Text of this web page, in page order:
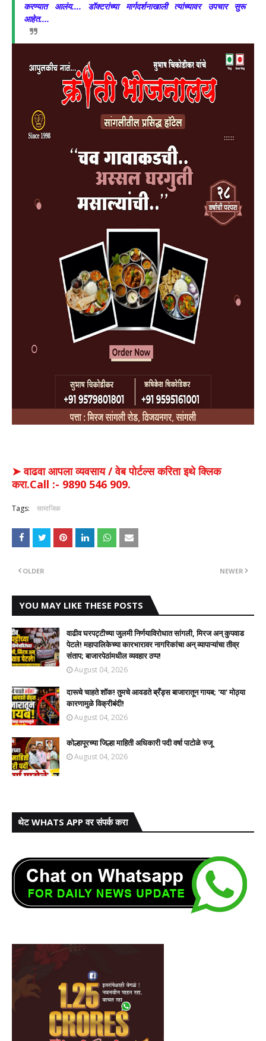
करण्यात आलंय.... डॉक्टरांच्या मार्गदर्शनाखाली त्यांच्यावर उपचार सुरू
आहेत....
➤ वाढवा आपला व्यवसाय / वेब पोर्टल्स करिता इथे क्लिक
करा.Call :- 9890 546 909.
Tags: सामाजिक
NEWER
OLDER
YOU MAY LIKE THESE POSTS
वाढीव घरपट्टीच्या जुलमी निर्णयाविरोधात सांगली, मिरज अन् कुपवाड
पेटले! महापालिकेच्या कारभारावर नागरिकांचा अन् व्यापाऱ्यांचा तीव्र
संताप; बाजारपेठांमधील व्यवहार ठप्प!​
August 04, 2026
दारूचे चाहते शॉक! तुमचे आवडते ब्रँड्स बाजारातून गायब; 'या' मोठ्या
कारणामुळे विक्रीबंदी!
August 04, 2026
कोल्हापूरच्या जिल्हा माहिती अधिकारी पदी वर्षा पाटोळे रुजू
August 04, 2026
थेट WHATS APP वर संपर्क करा